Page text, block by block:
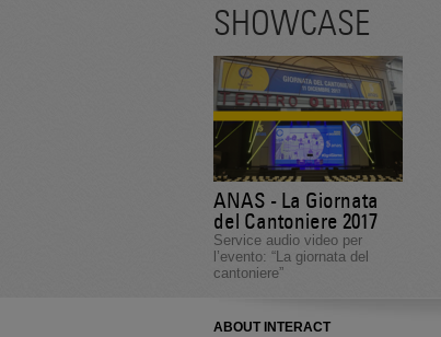
SHOWCASE
ANAS - La Giornata
del Cantoniere 2017
Service audio video per
l’evento: “La giornata del
cantoniere”
ABOUT INTERACT